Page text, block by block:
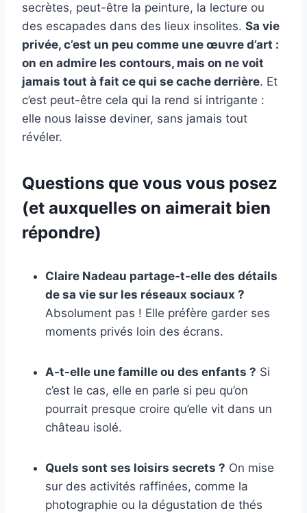
secrètes, peut-être la peinture, la lecture ou
des escapades dans des lieux insolites. Sa vie
privée, c’est un peu comme une œuvre d’art :
on en admire les contours, mais on ne voit
jamais tout à fait ce qui se cache derrière. Et
c’est peut-être cela qui la rend si intrigante :
elle nous laisse deviner, sans jamais tout
révéler.
Questions que vous vous posez
(et auxquelles on aimerait bien
répondre)
Claire Nadeau partage-t-elle des détails
de sa vie sur les réseaux sociaux ?
Absolument pas ! Elle préfère garder ses
moments privés loin des écrans.
A-t-elle une famille ou des enfants ? Si
c’est le cas, elle en parle si peu qu’on
pourrait presque croire qu’elle vit dans un
château isolé.
Quels sont ses loisirs secrets ? On mise
sur des activités raffinées, comme la
photographie ou la dégustation de thés